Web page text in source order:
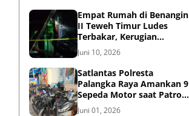
Empat Rumah di Benangin
II Teweh Timur Ludes
Terbakar, Kerugian
Diperkirakan Rp550 Juta
Juni 10, 2026
Satlantas Polresta
Palangka Raya Amankan 9
Sepeda Motor saat Patroli
Antisipasi Balapan Liar
Juni 01, 2026